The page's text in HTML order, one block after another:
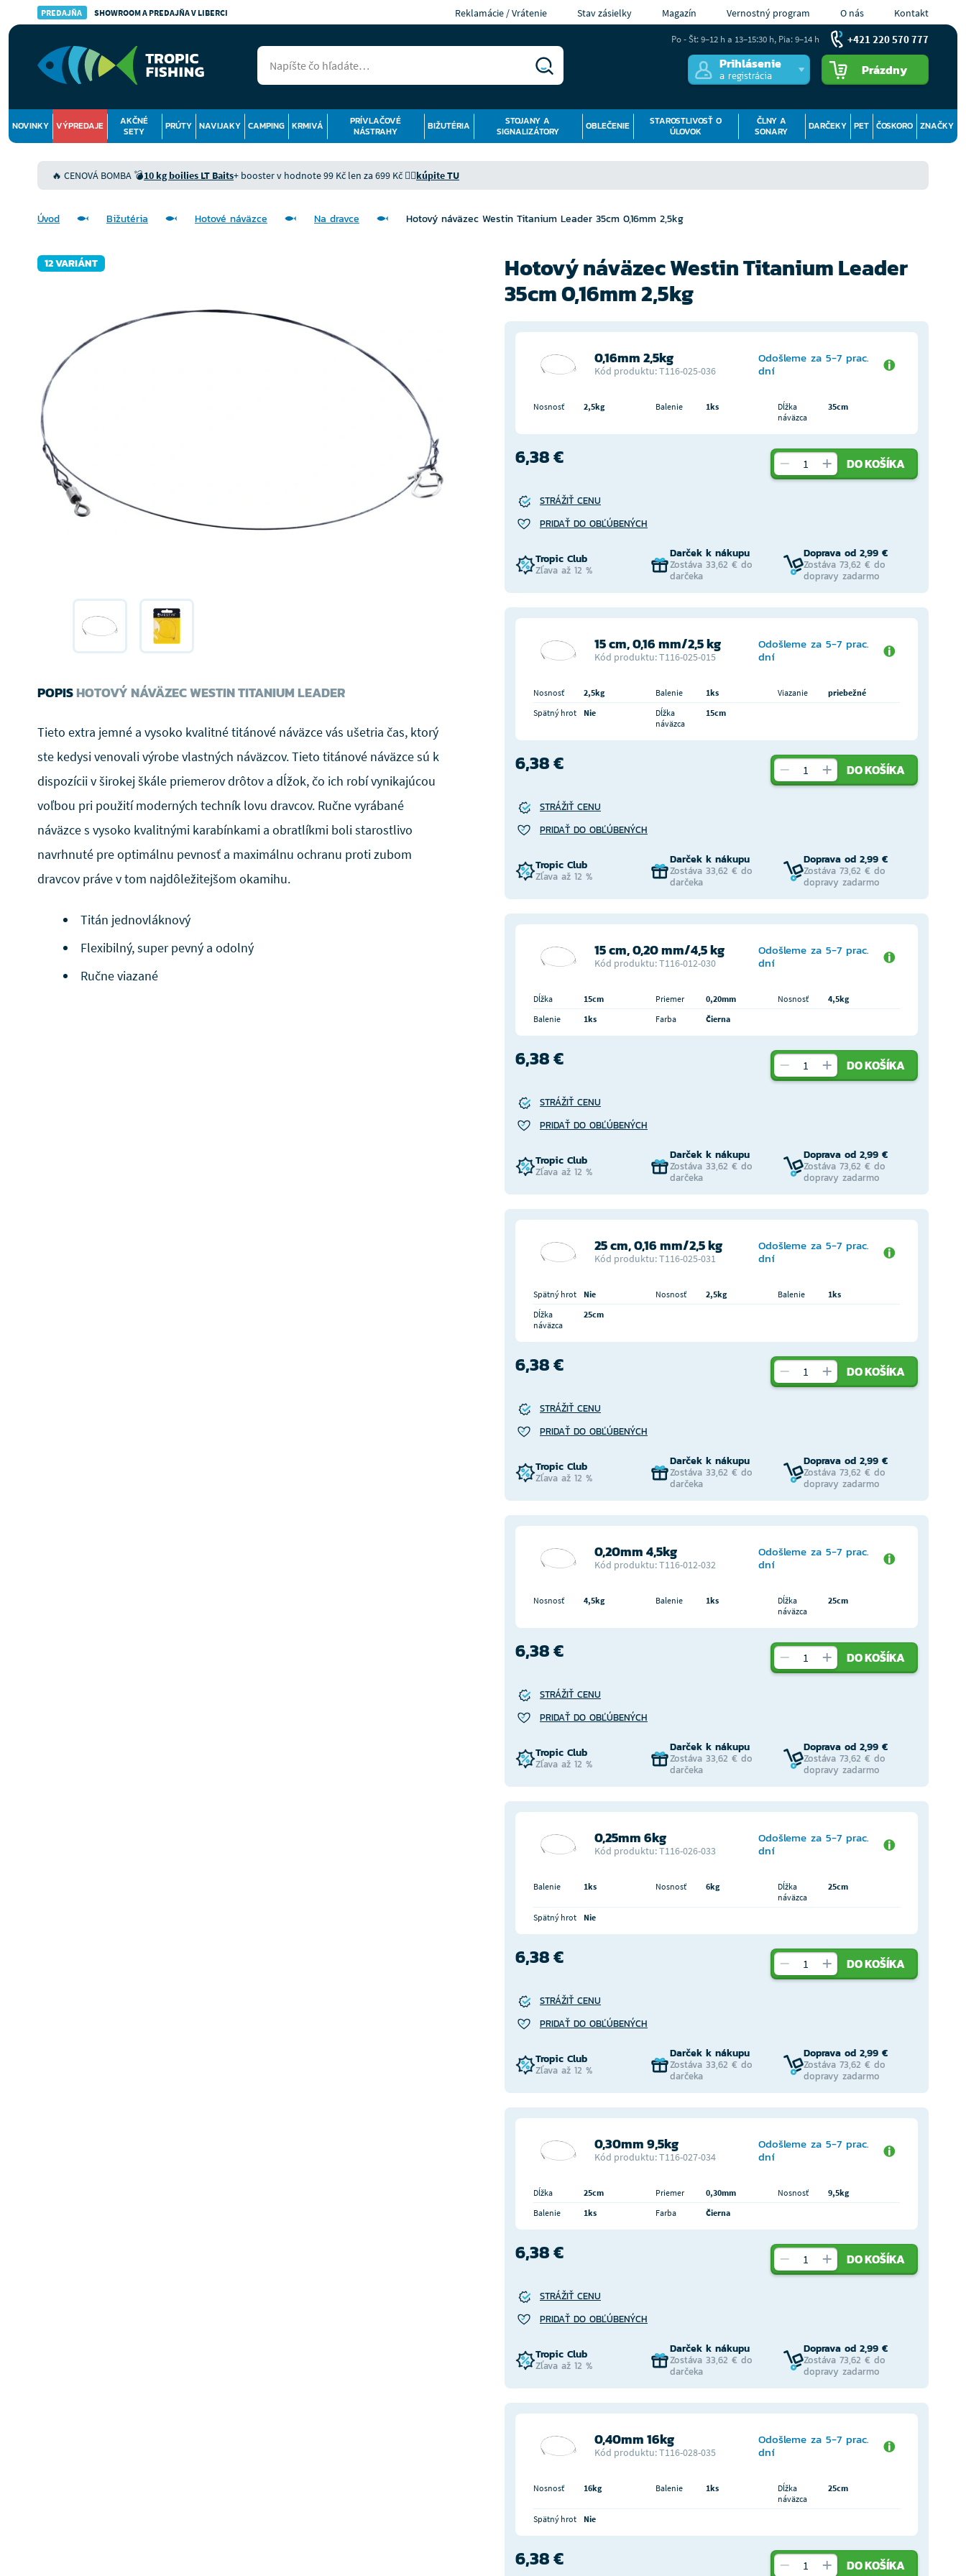
PREDAJŇA SHOWROOM A PREDAJŇA V LIBERCI Reklamácie / Vrátenie Stav zásielky Magazín Vernostný program O nás Kontakt
Prihlásenie
a registrácia Prázdny
NOVINKY VÝPREDAJE
AKČNÉ
SETY
PRÚTY NAVIJAKY CAMPING KRMIVÁ
PRÍVLAČOVÉ
NÁSTRAHY
BIŽUTÉRIA
STOJANY A
SIGNALIZÁTORY
OBLEČENIE
STAROSTLIVOSŤ O
ÚLOVOK
ČLNY A
SONARY
DARČEKY PET ČOSKORO ZNAČKY
Po - Št: 9–12 h a 13–15:30 h, Pia: 9–14 h +421 220 570 777
🔥 CENOVÁ BOMBA 💣10 kg boilies LT Baits+ booster v hodnote 99 Kč len za 699 Kč 👉🏻kúpite TU
Úvod Bižutéria Hotové náväzce Na dravce Hotový náväzec Westin Titanium Leader 35cm 0,16mm 2,5kg
12 VARIÁNT
POPISHOTOVÝ NÁVÄZEC WESTIN TITANIUM LEADER
Tieto extra jemné a vysoko kvalitné titánové náväzce vás ušetria čas, ktorý
ste kedysi venovali výrobe vlastných náväzcov. Tieto titánové náväzce sú k
dispozícii v širokej škále priemerov drôtov a dĺžok, čo ich robí vynikajúcou
voľbou pri použití moderných techník lovu dravcov. Ručne vyrábané
náväzce s vysoko kvalitnými karabínkami a obratlíkmi boli starostlivo
navrhnuté pre optimálnu pevnosť a maximálnu ochranu proti zubom
dravcov práve v tom najdôležitejšom okamihu.
Titán jednovláknový
Flexibilný, super pevný a odolný
Ručne viazané
Hotový náväzec Westin Titanium Leader
35cm 0,16mm 2,5kg
0,16mm 2,5kg
Kód produktu: T116-025-036
Odošleme za 5-7 prac.
dní
Nosnosť 2,5kg Balenie 1ks
Dĺžka
náväzca
35cm
6,38 € DO KOŠÍKA
STRÁŽIŤ CENU
PRIDAŤ DO OBĽÚBENÝCH
Tropic Club
Zľava až 12 %
Darček k nákupu
Zostáva 33,62 € do
darčeka
Doprava od 2,99 €
Zostáva 73,62 € do
dopravy zadarmo
15 cm, 0,16 mm/2,5 kg
Kód produktu: T116-025-015
Odošleme za 5-7 prac.
dní
Nosnosť 2,5kg Balenie 1ks Viazanie
priebežné
Spätný hrot
Nie
Dĺžka
náväzca
15cm
6,38 € DO KOŠÍKA
STRÁŽIŤ CENU
PRIDAŤ DO OBĽÚBENÝCH
Tropic Club
Zľava až 12 %
Darček k nákupu
Zostáva 33,62 € do
darčeka
Doprava od 2,99 €
Zostáva 73,62 € do
dopravy zadarmo
15 cm, 0,20 mm/4,5 kg
Kód produktu: T116-012-030
Odošleme za 5-7 prac.
dní
Dĺžka 15cm Priemer 0,20mm Nosnosť
4,5kg
Balenie
1ks Farba Čierna
6,38 € DO KOŠÍKA
STRÁŽIŤ CENU
PRIDAŤ DO OBĽÚBENÝCH
Tropic Club
Zľava až 12 %
Darček k nákupu
Zostáva 33,62 € do
darčeka
Doprava od 2,99 €
Zostáva 73,62 € do
dopravy zadarmo
25 cm, 0,16 mm/2,5 kg
Kód produktu: T116-025-031
Odošleme za 5-7 prac.
dní
Spätný hrot Nie Nosnosť 2,5kg Balenie
1ks
Dĺžka
náväzca
25cm
6,38 € DO KOŠÍKA
STRÁŽIŤ CENU
PRIDAŤ DO OBĽÚBENÝCH
Tropic Club
Zľava až 12 %
Darček k nákupu
Zostáva 33,62 € do
darčeka
Doprava od 2,99 €
Zostáva 73,62 € do
dopravy zadarmo
0,20mm 4,5kg
Kód produktu: T116-012-032
Odošleme za 5-7 prac.
dní
Nosnosť 4,5kg Balenie 1ks
Dĺžka
náväzca
25cm
6,38 € DO KOŠÍKA
STRÁŽIŤ CENU
PRIDAŤ DO OBĽÚBENÝCH
Tropic Club
Zľava až 12 %
Darček k nákupu
Zostáva 33,62 € do
darčeka
Doprava od 2,99 €
Zostáva 73,62 € do
dopravy zadarmo
0,25mm 6kg
Kód produktu: T116-026-033
Odošleme za 5-7 prac.
dní
Balenie 1ks Nosnosť 6kg
Dĺžka
náväzca
25cm
Spätný hrot Nie
6,38 € DO KOŠÍKA
STRÁŽIŤ CENU
PRIDAŤ DO OBĽÚBENÝCH
Tropic Club
Zľava až 12 %
Darček k nákupu
Zostáva 33,62 € do
darčeka
Doprava od 2,99 €
Zostáva 73,62 € do
dopravy zadarmo
0,30mm 9,5kg
Kód produktu: T116-027-034
Odošleme za 5-7 prac.
dní
Dĺžka 25cm Priemer 0,30mm Nosnosť
9,5kg
Balenie
1ks Farba Čierna
6,38 € DO KOŠÍKA
STRÁŽIŤ CENU
PRIDAŤ DO OBĽÚBENÝCH
Tropic Club
Zľava až 12 %
Darček k nákupu
Zostáva 33,62 € do
darčeka
Doprava od 2,99 €
Zostáva 73,62 € do
dopravy zadarmo
0,40mm 16kg
Kód produktu: T116-028-035
Odošleme za 5-7 prac.
dní
Nosnosť 16kg Balenie 1ks
Dĺžka
náväzca
25cm
Spätný hrot Nie
6,38 € DO KOŠÍKA